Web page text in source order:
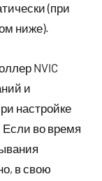
(при
ниже).
NVIC
и
настройке
Если во время
в свою